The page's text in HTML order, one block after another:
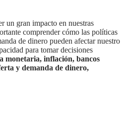
comprender cómo las políticas
de dinero pueden afectar nuestro
para tomar decisiones
monetaria, inflación, bancos
y demanda de dinero,